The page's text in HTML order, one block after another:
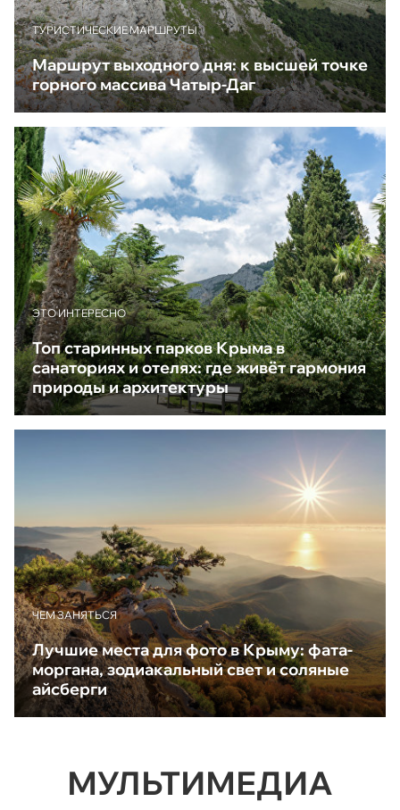
ТУРИСТИЧЕСКИЕ МАРШРУТЫ
Маршрут выходного дня: к высшей точке
горного массива Чатыр-Даг
ЭТО ИНТЕРЕСНО
Топ старинных парков Крыма в
санаториях и отелях: где живёт гармония
природы и архитектуры
ЧЕМ ЗАНЯТЬСЯ
Лучшие места для фото в Крыму: фата-
моргана, зодиакальный свет и соляные
айсберги
МУЛЬТИМЕДИА